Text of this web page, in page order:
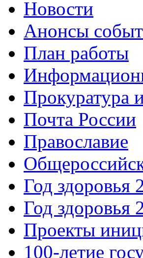
Новости
Анонсы
План работы
Прокуратура
Почта России
Православие
Год здоровья
Год здоровья
Проекты
100-летие